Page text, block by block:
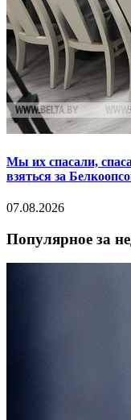
Мы их спасали,
взяться за
07.08.2026
Популярное за